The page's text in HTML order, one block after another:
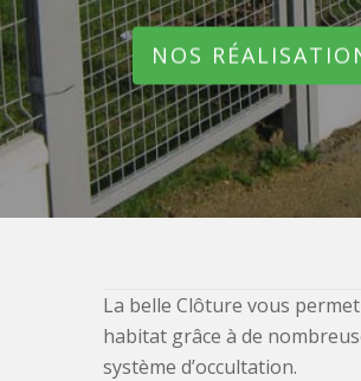
NOS
La belle Clôture vous
habitat grâce à de
système d’occultation.